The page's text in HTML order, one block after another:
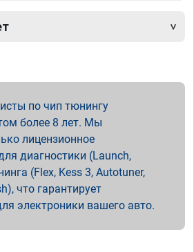
по чип тюнингу
более 8 лет. Мы
лицензионное
диагностики (Launch,
(Flex, Kess 3, Autotuner,
что гарантирует
электроники вашего авто.